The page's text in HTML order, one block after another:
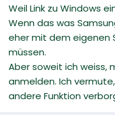
Weil Link zu Windows
Wenn das was
eher mit dem eigenen
müssen.
Aber soweit ich weiss,
anmelden. Ich
andere Funktion